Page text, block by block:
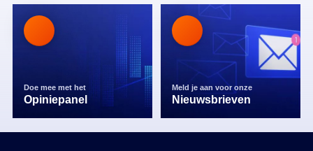
Doe mee met het
Opiniepanel
Meld je aan voor onze
Nieuwsbrieven